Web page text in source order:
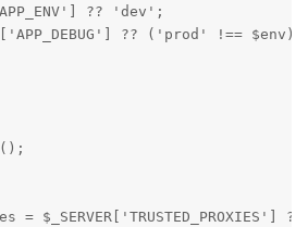
?? 'dev';
?? ('prod' !== $env);
$_SERVER['TRUSTED_PROXIES']